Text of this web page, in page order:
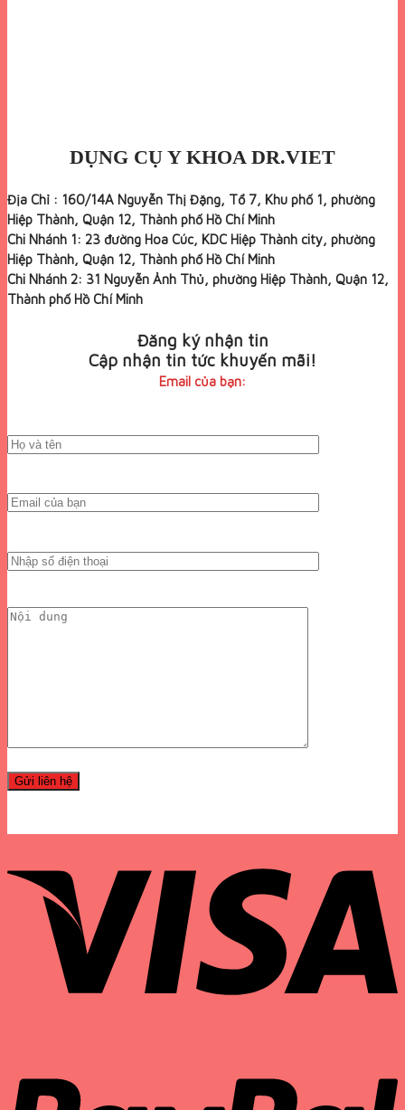
DỤNG CỤ Y KHOA DR.VIET
Địa Chỉ : 160/14A Nguyễn Thị Đặng, Tổ 7, Khu phố 1, phường
Hiệp Thành, Quận 12, Thành phố Hồ Chí Minh
Chi Nhánh 1: 23 đường Hoa Cúc, KDC Hiệp Thành city, phường
Hiệp Thành, Quận 12, Thành phố Hồ Chí Minh
Chi Nhánh 2: 31 Nguyễn Ảnh Thủ, phường Hiệp Thành, Quận 12,
Thành phố Hồ Chí Minh
Đăng ký nhận tin
Cập nhận tin tức khuyến mãi!
Email của bạn: